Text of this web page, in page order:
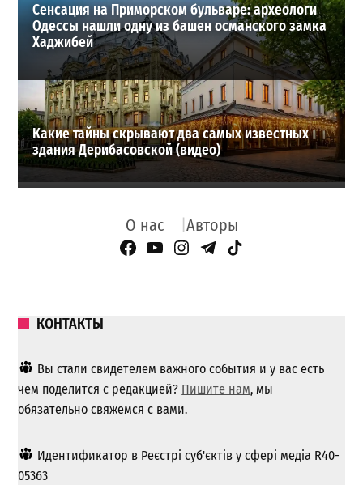
Сенсация на Приморском бульваре: археологи
Одессы нашли одну из башен османского замка
Хаджибей
Какие тайны скрывают два самых известных
здания Дерибасовской (видео)
О нас Авторы
Facebook Page
YouTube
Instagram
Telegram
TikTok
КОНТАКТЫ
Вы стали свидетелем важного события и у вас есть
чем поделится с редакцией? Пишите нам, мы
обязательно свяжемся с вами.
Идентификатор в Реєстрі суб'єктів у сфері медіа R40-
05363